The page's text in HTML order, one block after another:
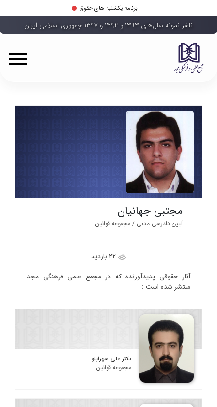
برنامه یکشنبه های حقوق
ناشر نمونه سال‌های ۱۳۹۳ و ۱۳۹۴ و ۱۳۹۷ جمهوری اسلامی ایران
مجتبی جهانیان
آیین دادرسی مدنی / مجموعه قوانین
22 بازدید
آثار حقوقی پدیدآورنده که در مجمع علمی فرهنگی مجد
منتشر شده است :
دکتر علی سهرابلو
مجموعه قوانین